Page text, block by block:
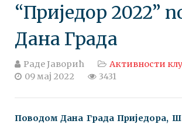
“Приједор 2022”
Дана Града
Раде Јаворић
Активности
09 мај 2022
3431
Поводом Дана Града Приједора,